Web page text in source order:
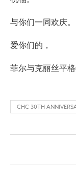
与你们一同欢庆。
爱你们的，
菲尔与克丽丝平
CHC 30TH